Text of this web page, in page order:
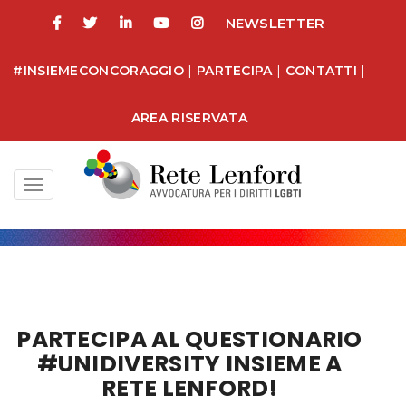
NEWSLETTER
#INSIEMECONCORAGGIO | PARTECIPA | CONTATTI |
AREA RISERVATA
Toggle
navigation
PARTECIPA AL QUESTIONARIO
#UNIDIVERSITY INSIEME A
RETE LENFORD!